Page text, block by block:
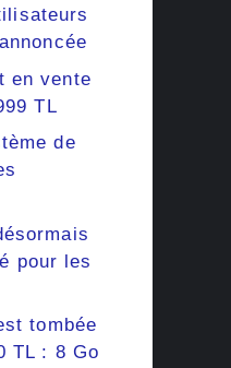
en vente
TL
de
pour les
tombée
TL : 8 Go